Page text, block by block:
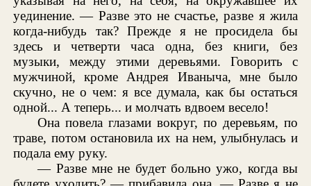
уединение. — Разве это не счастье, разве я жила
когда-нибудь так? Прежде я не просидела бы
здесь и четверти часа одна, без книги, без
музыки, между этими деревьями. Говорить с
мужчиной, кроме Андрея Иваныча, мне было
скучно, не о чем: я все думала, как бы остаться
одной... А теперь... и молчать вдвоем весело!
Она повела глазами вокруг, по деревьям, по
траве, потом остановила их на нем, улыбнулась и
подала ему руку.
— Разве мне не будет больно ужо, когда вы